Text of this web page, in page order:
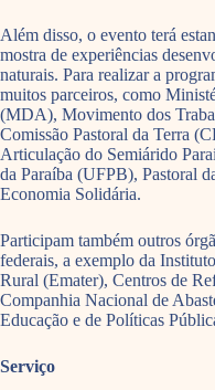
Além disso, o evento terá
mostra de experiências
naturais. Para realizar a
muitos parceiros, como
(MDA), Movimento dos
Comissão Pastoral da Terra
Articulação do Semiárido
da Paraíba (UFPB), Pastoral
Economia Solidária.
Participam também outros
federais, a exemplo da
Rural (Emater), Centros de
Companhia Nacional de
Educação e de Políticas
Serviço